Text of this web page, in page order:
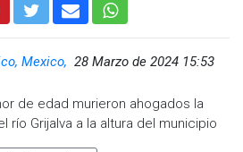
Mexico, 28 Marzo de 2024 15:53
de edad murieron ahogados la
río Grijalva a la altura del municipio